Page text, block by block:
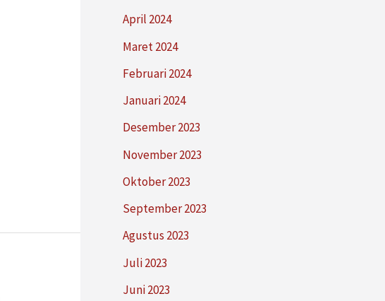
April 2024
Maret 2024
Februari 2024
Januari 2024
Desember 2023
November 2023
Oktober 2023
September 2023
Agustus 2023
Juli 2023
Juni 2023